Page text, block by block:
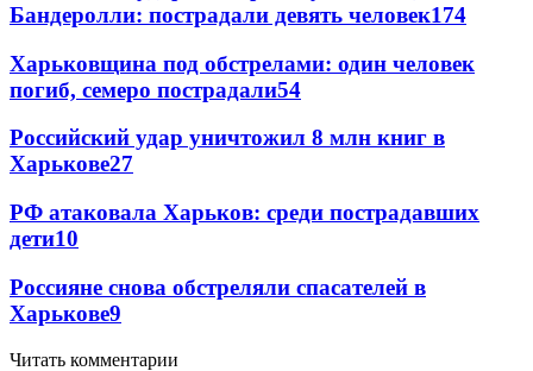
Бандеролли: пострадали девять человек174
Харьковщина под обстрелами: один человек
погиб, семеро пострадали54
Российский удар уничтожил 8 млн книг в
Харькове27
РФ атаковала Харьков: среди пострадавших
дети10
Россияне снова обстреляли спасателей в
Харькове9
Читать комментарии